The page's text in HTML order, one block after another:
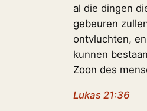
al die dingen
gebeuren
ontvluchten,
kunnen
Zoon des
Lukas 21:36